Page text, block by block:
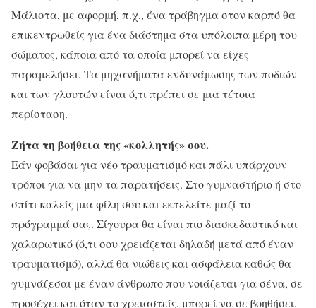
Μάλιστα, με αφορμή, π.χ., ένα τράβηγμα στον καρπό θα
επικεντρωθείς για ένα διάστημα στα υπόλοιπα μέρη του
σώματος, κάποια από τα οποία μπορεί να είχες
παραμελήσει. Τα μηχανήματα ενδυνάμωσης των ποδιών
και των γλουτών είναι ό,τι πρέπει σε μια τέτοια
περίσταση.
Ζήτα τη βοήθεια της «κολλητής» σου.
Εάν φοβάσαι για νέο τραυματισμό και πάλι υπάρχουν
τρόποι για να μην τα παρατήσεις. Στο γυμναστήριο ή στο
σπίτι καλείς μια φίλη σου και εκτελείτε μαζί το
πρόγραμμά σας. Σίγουρα θα είναι πιο διασκεδαστικό και
χαλαρωτικό (ό,τι σου χρειάζεται δηλαδή μετά από έναν
τραυματισμό), αλλά θα νιώθεις και ασφάλεια καθώς θα
γυμνάζεσαι με έναν άνθρωπο που νοιάζεται για σένα, σε
προσέχει και όταν το χρειαστείς, μπορεί να σε βοηθήσει.